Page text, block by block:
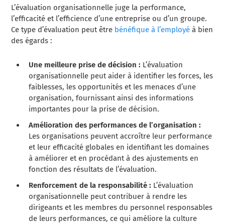
L’évaluation organisationnelle juge la performance,
l’efficacité et l’efficience d’une entreprise ou d’un groupe.
Ce type d’évaluation peut être bénéfique à l’employé à bien
des égards :
Une meilleure prise de décision : L’évaluation
organisationnelle peut aider à identifier les forces, les
faiblesses, les opportunités et les menaces d’une
organisation, fournissant ainsi des informations
importantes pour la prise de décision.
Amélioration des performances de l’organisation :
Les organisations peuvent accroître leur performance
et leur efficacité globales en identifiant les domaines
à améliorer et en procédant à des ajustements en
fonction des résultats de l’évaluation.
Renforcement de la responsabilité : L’évaluation
organisationnelle peut contribuer à rendre les
dirigeants et les membres du personnel responsables
de leurs performances, ce qui améliore la culture